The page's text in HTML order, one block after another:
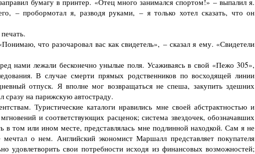
бумагу в принтер. «Отец много занимался спортом!» – выпалил я.
– пробормотал я, разводя руками, – я только хотел сказать, что он
что разо­чаровал вас как свидетель», – сказал я ему. «Свидетели
нами лежали бесконечно унылые поля. Усаживаясь в свой «Пежо 305»,
В слу­чае смерти прямых родственников по восходящей линии
отпуск. Я вполне мог воз­вращаться не спеша, закупить здешних
сразу на парижскую автостраду.
Туристичес­кие каталоги нравились мне своей абстрактностью и
и соответствующих расце­нок; система звездочек, обозначавших
в том или ином месте, представлялась мне подлин­ной находкой. Сам я не
о нем. Английский экономист Маршалл представляет покупате­ля
удовлетво­рить свои потребности исходя из финансовых возможностей;